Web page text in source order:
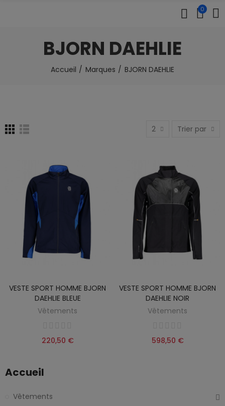
0
BJORN DAEHLIE
Accueil Marques BJORN DAEHLIE
2 Trier par
VESTE SPORT HOMME BJORN
DAEHLIE BLEUE
Vêtements
220,50 €
VESTE SPORT HOMME BJORN
DAEHLIE NOIR
Vêtements
598,50 €
Accueil
Vêtements